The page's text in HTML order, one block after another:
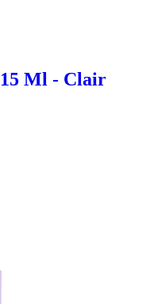
Ml - Clair